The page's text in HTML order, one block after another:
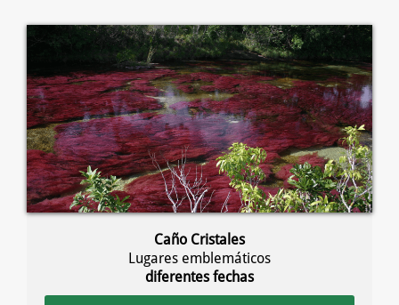
Caño Cristales
Lugares emblemáticos
diferentes fechas